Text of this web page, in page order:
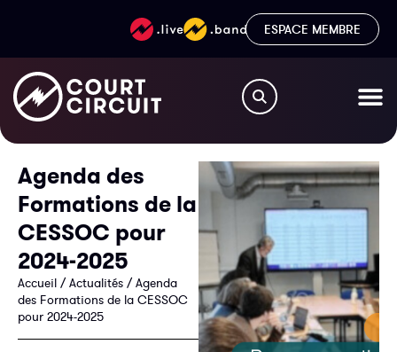
ESPACE MEMBRE
Agenda des
Formations de la
CESSOC pour
2024-2025
Accueil /Actualités /Agenda
des Formations de la CESSOC
pour 2024-2025